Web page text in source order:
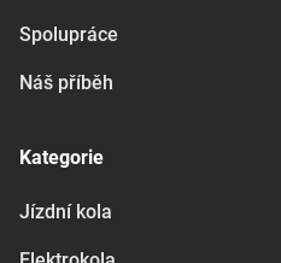
Spolupráce
Náš příběh
Kategorie
Jízdní kola